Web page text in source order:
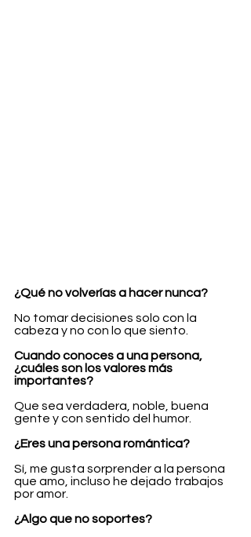
¿Qué no volverías a hacer nunca?
No tomar decisiones solo con la
cabeza y no con lo que siento.
Cuando conoces a una persona,
¿cuáles son los valores más
importantes?
Que sea verdadera, noble, buena
gente y con sentido del humor.
¿Eres una persona romántica?
Sí, me gusta sorprender a la persona
que amo, incluso he dejado trabajos
por amor.
¿Algo que no soportes?